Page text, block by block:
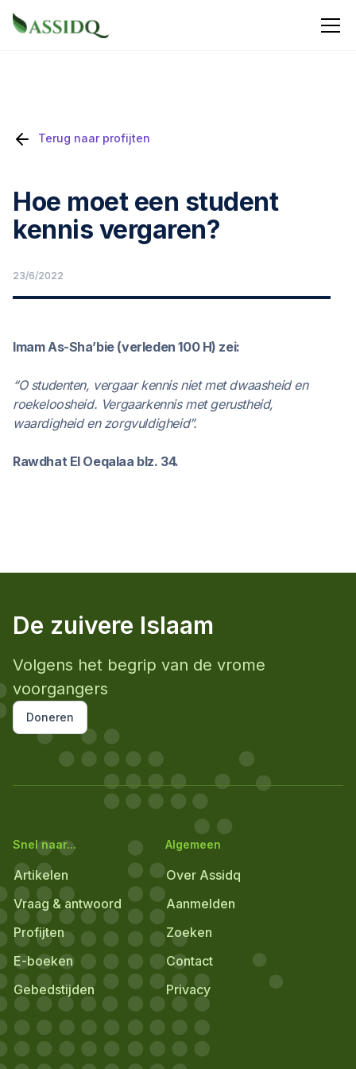
Terug naar profijten
Hoe moet een student
kennis vergaren?
23/6/2022
Imam As-Sha’bie (verleden 100 H) zei:
“O studenten, vergaar kennis niet met dwaasheid en
roekeloosheid. Vergaarkennis met gerustheid,
waardigheid en zorgvuldigheid”.
Rawdhat El Oeqalaa blz. 34.
De zuivere Islaam
Volgens het begrip van de vrome
voorgangers
Doneren
Snel naar...
Artikelen
Vraag & antwoord
Profijten
E-boeken
Gebedstijden
Algemeen
Over Assidq
Aanmelden
Zoeken
Contact
Privacy